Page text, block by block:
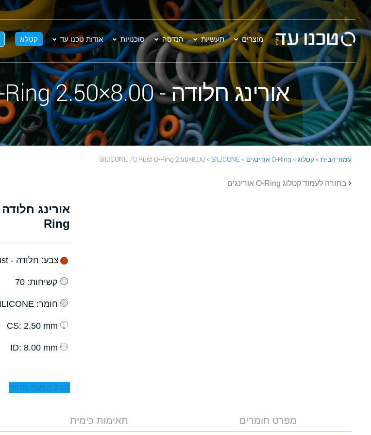
מוצרים תעשיות הנדסה סוכנויות אודות טכנו עד קטלוג
אורינג חלודה - 8.00×2.50 SILICONE 70 Rust O-Ring
עמוד הבית >קטלוג > O-Ring אורינגים >
SILICONE
> 8.00×2.50 SILICONE 70 Rust O-Ring
בחזרה לעמוד קטלוג O-Ring אורינגים
Ring
צבע: חלודה - Rust
קשיחות: 70
חומר: SILICONE
: 2.50 mm
: 8.00 mm
קבל הצעת מחיר
מפרט חומרים תאימות כימית